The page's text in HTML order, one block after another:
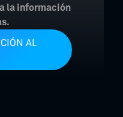
la información
AL